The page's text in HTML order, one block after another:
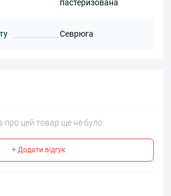
пастеризована
Севрюга
про цей товар ще не було.
+ Додати відгук